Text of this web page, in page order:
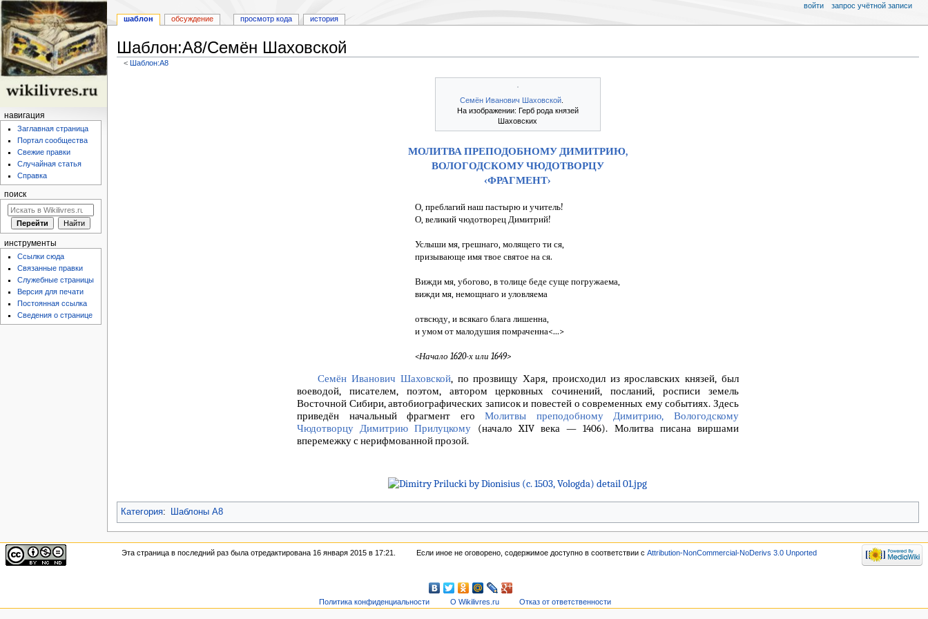
Шаблон:А8/Семён Шаховской
< Шаблон:А8
Семён Иванович Шаховской.
На изображении: Герб рода князей
Шаховских
МОЛИТВА ПРЕПОДОБНОМУ ДИМИТРИЮ,
ВОЛОГОДСКОМУ ЧЮДОТВОРЦУ
‹ФРАГМЕНТ›
О, преблагий наш пастырю и учитель!
О, великий чюдотворец Димитрий!
Услыши мя, грешнаго, молящего ти ся,
призывающе имя твое святое на ся.
Вижди мя, убогово, в толице беде суще погружаема,
вижди мя, немощнаго и уловляема
отвсюду, и всякаго блага лишенна,
и умом от малодушия помраченна<...>
<Начало 1620-х или 1649>
Семён Иванович Шаховской, по прозвищу Харя, происходил из ярославских князей, был
воеводой, писателем, поэтом, автором церковных сочинений, посланий, росписи земель
Восточной Сибири, автобиографических записок и повестей о современных ему событиях. Здесь
приведён начальный фрагмент егоМолитвы преподобному Димитрию, Вологодскому
Чюдотворцу Димитрию Прилуцкому (начало XIV века — 1406). Молитва писана виршами
вперемежку с нерифмованной прозой.
Категория: Шаблоны А8
шаблон обсуждение просмотр кода история
войти запрос учётной записи
навигация
Заглавная страница
Портал сообщества
Свежие правки
Случайная статья
Справка
поиск
инструменты
Ссылки сюда
Связанные правки
Служебные страницы
Версия для печати
Постоянная ссылка
Сведения о странице
Эта страница в последний раз была отредактирована 16 января 2015 в 17:21. Если иное не оговорено, содержимое доступно в соответствии с Attribution-NonCommercial-NoDerivs 3.0 Unported
Политика конфиденциальности О Wikilivres.ru Отказ от ответственности